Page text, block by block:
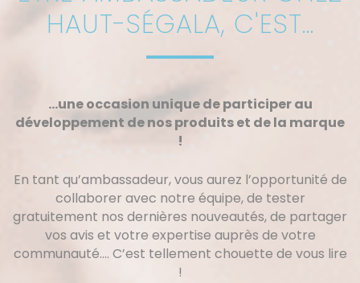
HAUT-SÉGALA, C'EST...
…une occasion unique de participer au
développement de nos produits et de la marque
!
En tant qu’ambassadeur, vous aurez l’opportunité de
collaborer avec notre équipe, de tester
gratuitement nos dernières nouveautés, de partager
vos avis et votre expertise auprès de votre
communauté…. C’est tellement chouette de vous lire
!